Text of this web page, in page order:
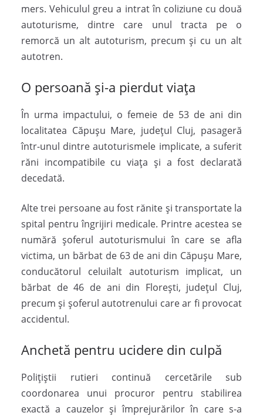
mers. Vehiculul greu a intrat în coliziune cu două
autoturisme, dintre care unul tracta pe o
remorcă un alt autoturism, precum și cu un alt
autotren.
O persoană și-a pierdut viața
În urma impactului, o femeie de 53 de ani din
localitatea Căpușu Mare, județul Cluj, pasageră
într-unul dintre autoturismele implicate, a suferit
răni incompatibile cu viața și a fost declarată
decedată.
Alte trei persoane au fost rănite și transportate la
spital pentru îngrijiri medicale. Printre acestea se
numără șoferul autoturismului în care se afla
victima, un bărbat de 63 de ani din Căpușu Mare,
conducătorul celuilalt autoturism implicat, un
bărbat de 46 de ani din Florești, județul Cluj,
precum și șoferul autotrenului care ar fi provocat
accidentul.
Anchetă pentru ucidere din culpă
Polițiștii rutieri continuă cercetările sub
coordonarea unui procuror pentru stabilirea
exactă a cauzelor și împrejurărilor în care s-a